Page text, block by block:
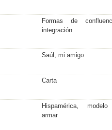
Formas de
integración
Saúl, mi amigo
Carta
Hispamérica,
armar